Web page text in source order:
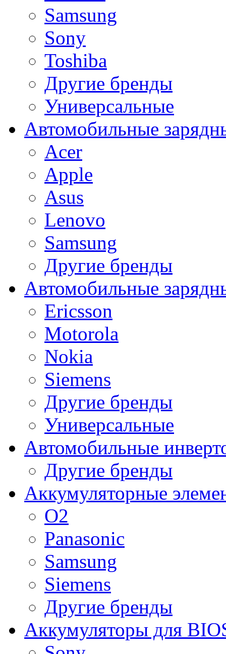
Samsung
Sony
Toshiba
Другие бренды
Универсальные
Автомобильные
Acer
Apple
Asus
Lenovo
Samsung
Другие бренды
Автомобильные
Ericsson
Motorola
Nokia
Siemens
Другие бренды
Универсальные
Автомобильные
Другие бренды
Аккумуляторные
O2
Panasonic
Samsung
Siemens
Другие бренды
Аккумуляторы для